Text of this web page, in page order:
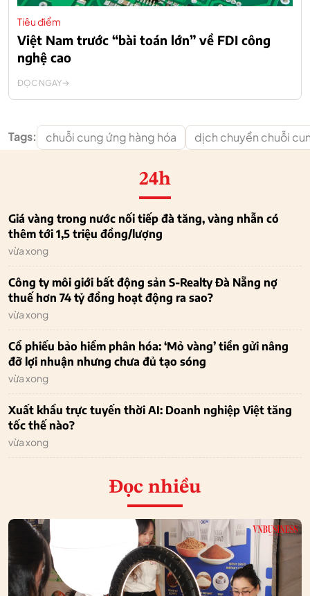
Tiêu điểm
Việt Nam trước “bài toán lớn” về FDI công
nghệ cao
ĐỌC NGAY
Tags: chuỗi cung ứng hàng hóa dịch chuyển chuỗi
24h
Giá vàng trong nước nối tiếp đà tăng, vàng nhẫn có
thêm tới 1,5 triệu đồng/lượng
vừa xong
Công ty môi giới bất động sản S-Realty Đà Nẵng nợ
thuế hơn 74 tỷ đồng hoạt động ra sao?
vừa xong
Cổ phiếu bảo hiểm phân hóa: ‘Mỏ vàng’ tiền gửi nâng
đỡ lợi nhuận nhưng chưa đủ tạo sóng
vừa xong
Xuất khẩu trực tuyến thời AI: Doanh nghiệp Việt tăng
tốc thế nào?
vừa xong
Đọc nhiều